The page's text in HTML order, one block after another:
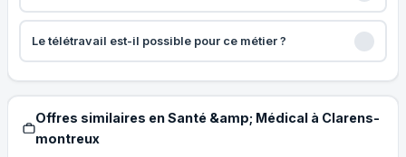
Le télétravail est-il possible pour ce métier ?
Offres similaires en Santé &amp; Médical à Clarens-
montreux